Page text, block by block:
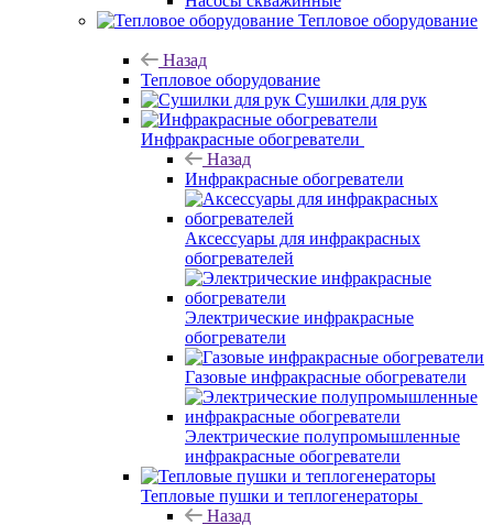
Тепловое оборудование
Назад
Тепловое оборудование
Сушилки для рук
Инфракрасные обогреватели
Назад
Инфракрасные обогреватели
Аксессуары для инфракрасных
обогревателей
Электрические инфракрасные
обогреватели
Газовые инфракрасные обогреватели
Электрические полупромышленные
инфракрасные обогреватели
Тепловые пушки и теплогенераторы
Назад